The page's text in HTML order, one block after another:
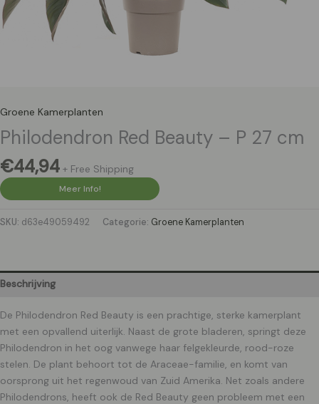
Groene Kamerplanten
Philodendron Red Beauty – P 27 cm
€44,94 + Free Shipping
Meer Info!
SKU: d63e49059492 Categorie: Groene Kamerplanten
Beschrijving
De Philodendron Red Beauty is een prachtige, sterke kamerplant
met een opvallend uiterlijk. Naast de grote bladeren, springt deze
Philodendron in het oog vanwege haar felgekleurde, rood-roze
stelen. De plant behoort tot de Araceae-familie, en komt van
oorsprong uit het regenwoud van Zuid Amerika. Net zoals andere
Philodendrons, heeft ook de Red Beauty geen probleem met een